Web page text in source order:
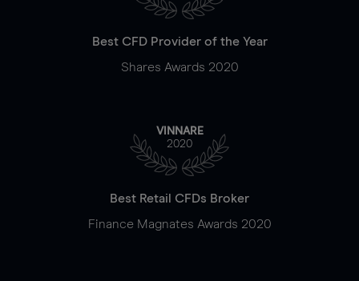
Best CFD Provider of the Year
Shares Awards 2020
VINNARE
2020
Best Retail CFDs Broker
Finance Magnates Awards 2020